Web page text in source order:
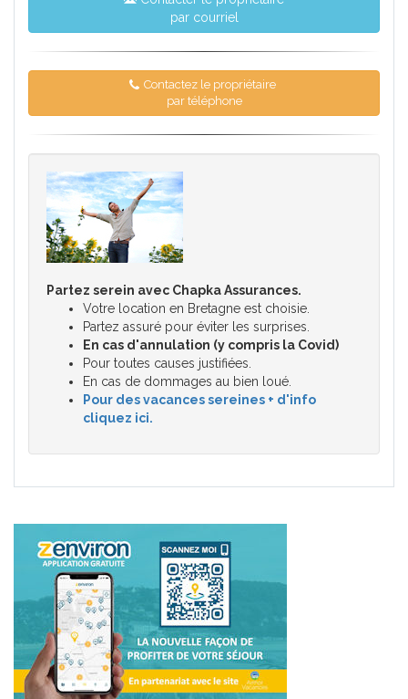
par courriel
Contactez le propriétaire
par téléphone
Partez serein avec Chapka Assurances.
Votre location en Bretagne est choisie.
Partez assuré pour éviter les surprises.
En cas d'annulation (y compris la Covid)
Pour toutes causes justifiées.
En cas de dommages au bien loué.
Pour des vacances sereines + d'info
cliquez ici.